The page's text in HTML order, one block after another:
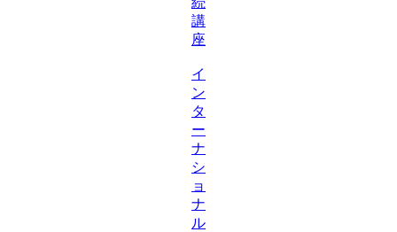
講
座
イ
ン
タ
ー
ナ
シ
ョ
ナ
ル